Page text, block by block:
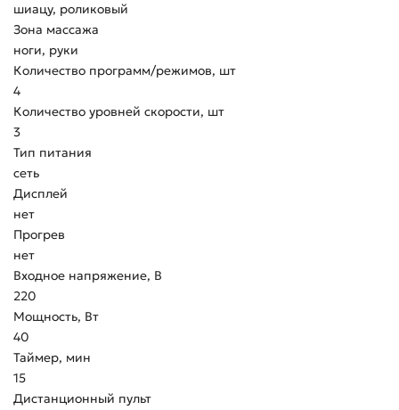
шиацу, роликовый
Зона массажа
ноги, руки
Количество программ/режимов, шт
4
Количество уровней скорости, шт
3
Тип питания
сеть
Дисплей
нет
Прогрев
нет
Входное напряжение, В
220
Мощность, Вт
40
Таймер, мин
15
Дистанционный пульт